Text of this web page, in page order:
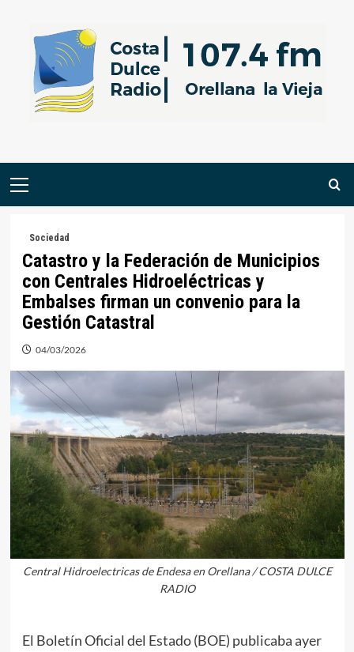
contenido
Menú
Sociedad
Catastro y la Federación de Municipios
con Centrales Hidroeléctricas y
Embalses firman un convenio para la
Gestión Catastral
04/03/2026
Central Hidroelectricas de Endesa en Orellana / COSTA DULCE
RADIO
El Boletín Oficial del Estado (BOE) publicaba ayer